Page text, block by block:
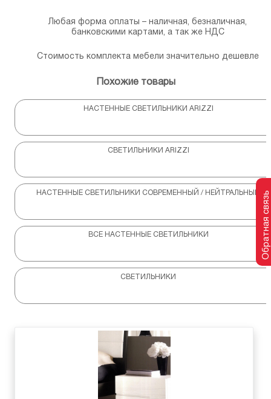
Любая форма оплаты – наличная, безналичная,
банковскими картами, а так же НДС
Стоимость комплекта мебели значительно дешевле
Похожие товары
НАСТЕННЫЕ СВЕТИЛЬНИКИ ARIZZI
СВЕТИЛЬНИКИ ARIZZI
НАСТЕННЫЕ СВЕТИЛЬНИКИ СОВРЕМЕННЫЙ / НЕЙТРАЛЬНЫЙ
ВСЕ НАСТЕННЫЕ СВЕТИЛЬНИКИ
СВЕТИЛЬНИКИ
Обратная связь